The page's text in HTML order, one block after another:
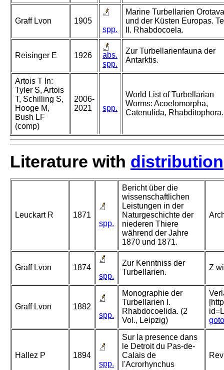
Graff Lvon
1905
spp.
Marine Turbellarien
und der Küsten Europas.
II. Rhabdocoela.
Reisinger E 1926
abs.
spp.
Zur Turbellarienfauna der
Antarktis.
Artois T In:
Tyler S, Artois
T, Schilling S,
Hooge M,
Bush LF
(comp)
2006-
2021
spp.
World List of Turbellarian
Worms: Acoelomorpha,
Catenulida, Rhabditophora.
Literature with distribution
Leuckart R
1871
spp.
Bericht über die
wissenschaftlichen
Leistungen in der
Naturgeschichte der
niederen Thiere
während der Jahre
1870 und 1871.
Graff Lvon
1874
spp.
Zur Kenntniss der
Turbellarien.
Z
Graff Lvon
1882
spp.
Monographie der
Turbellarien I.
Rhabdocoelida. (2
Vol., Leipzig)
goto
Hallez P
1894
spp.
Sur la presence dans
le Detroit du Pas-de-
Calais de
l'Acrorhynchus